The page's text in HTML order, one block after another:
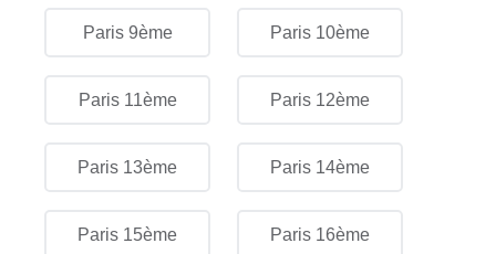
Paris 9ème Paris 10ème
Paris 11ème Paris 12ème
Paris 13ème Paris 14ème
Paris 15ème Paris 16ème